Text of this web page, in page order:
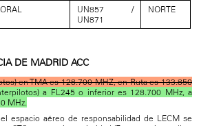
UN857 /
UN871
NORTE
DE MADRID ACC
en TMA es 128.700 MHZ, en Ruta es 133.850
a FL245 o inferior es 128.700 MHz, a
MHz.
espacio aéreo de responsabilidad de LECM se